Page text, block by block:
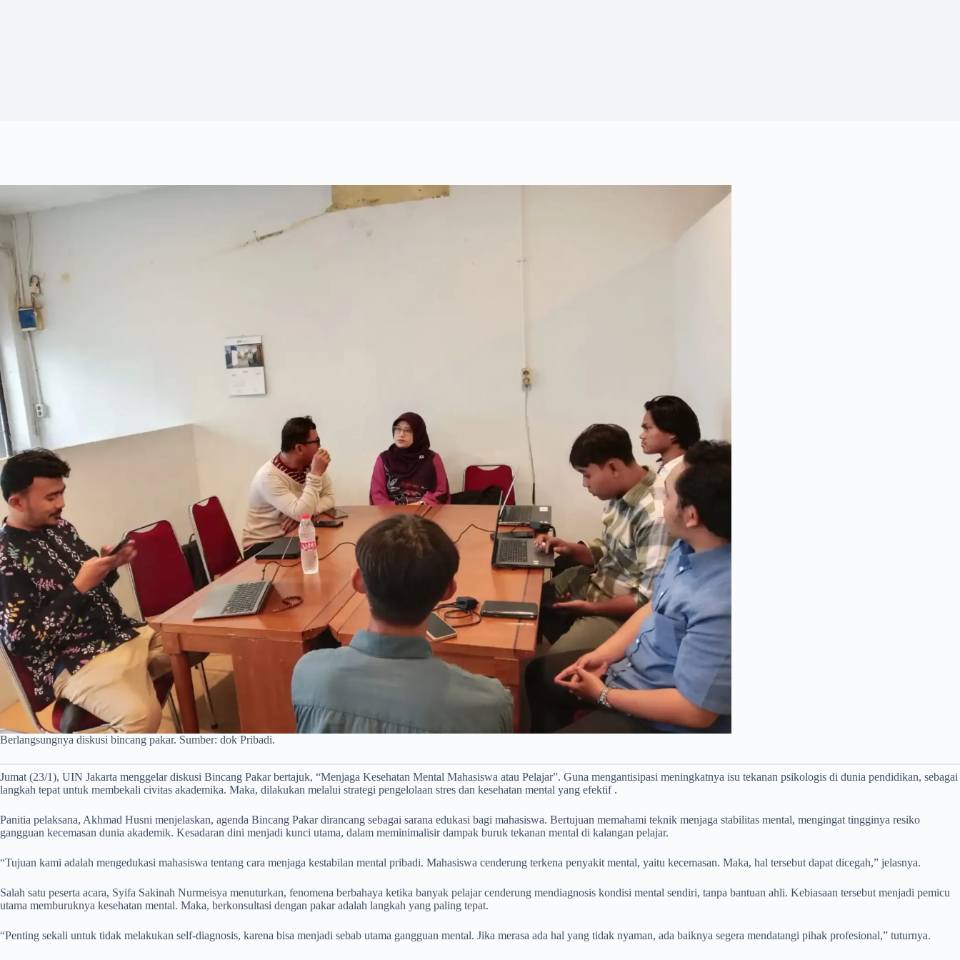
Berlangsungnya diskusi bincang pakar. Sumber: dok Pribadi.
Jumat (23/1), UIN Jakarta menggelar diskusi Bincang Pakar bertajuk, “Menjaga Kesehatan Mental Mahasiswa atau Pelajar”. Guna mengantisipasi meningkatnya isu tekanan psikologis di dunia pendidikan, sebagai
langkah tepat untuk membekali civitas akademika. Maka, dilakukan melalui strategi pengelolaan stres dan kesehatan mental yang efektif .
Panitia pelaksana, Akhmad Husni menjelaskan, agenda Bincang Pakar dirancang sebagai sarana edukasi bagi mahasiswa. Bertujuan memahami teknik menjaga stabilitas mental, mengingat tingginya resiko
gangguan kecemasan dunia akademik. Kesadaran dini menjadi kunci utama, dalam meminimalisir dampak buruk tekanan mental di kalangan pelajar.
“Tujuan kami adalah mengedukasi mahasiswa tentang cara menjaga kestabilan mental pribadi. Mahasiswa cenderung terkena penyakit mental, yaitu kecemasan. Maka, hal tersebut dapat dicegah,” jelasnya.
Salah satu peserta acara, Syifa Sakinah Nurmeisya menuturkan, fenomena berbahaya ketika banyak pelajar cenderung mendiagnosis kondisi mental sendiri, tanpa bantuan ahli. Kebiasaan tersebut menjadi pemicu
utama memburuknya kesehatan mental. Maka, berkonsultasi dengan pakar adalah langkah yang paling tepat.
“Penting sekali untuk tidak melakukan self-diagnosis, karena bisa menjadi sebab utama gangguan mental. Jika merasa ada hal yang tidak nyaman, ada baiknya segera mendatangi pihak profesional,” tuturnya.